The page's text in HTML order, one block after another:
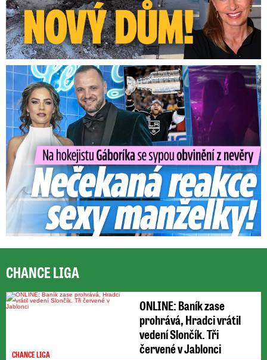
Na Gáboríka se sypou obvinění z nevěry: Reakce manželky!
CHANCE LIGA
CHANCE LIGA
ONLINE: Baník zase
prohrává, Hradci vrátil
vedení Slončík. Tři
červené v Jablonci